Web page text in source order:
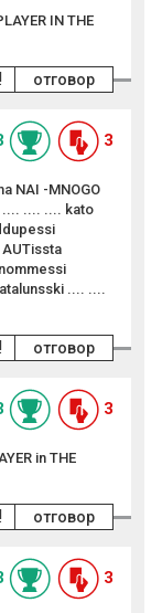
IN THE
отговор
!
3
NAI -MNOGO
.... .... .... kato
.... ....
отговор
!
3
in THE
отговор
!
3